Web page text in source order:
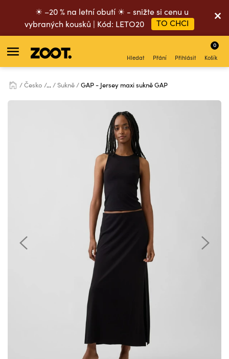
☀ –20 % na letní obutí ☀ - snižte si cenu u
vybraných kousků | Kód: LETO20
TO CHCI
Hledat Přání Přihlásit Košík
0
Česko ... Sukně GAP - Jersey maxi sukně GAP